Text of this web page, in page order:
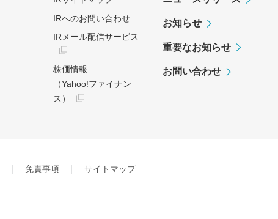
IRへのお問い合わせ
IRメール配信サービス
株価情報
（Yahoo!ファイナン
ス）
お知らせ
重要なお知らせ
お問い合わせ
免責事項 サイトマップ